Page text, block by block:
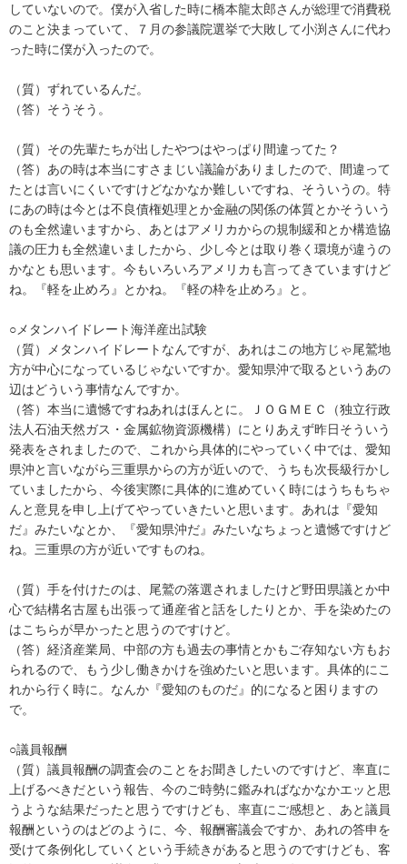
していないので。僕が入省した時に橋本龍太郎さんが総理で消費税
のこと決まっていて、７月の参議院選挙で大敗して小渕さんに代わ
った時に僕が入ったので。
（質）ずれているんだ。
（答）そうそう。
（質）その先輩たちが出したやつはやっぱり間違ってた？
（答）あの時は本当にすさまじい議論がありましたので、間違って
たとは言いにくいですけどなかなか難しいですね、そういうの。特
にあの時は今とは不良債権処理とか金融の関係の体質とかそういう
のも全然違いますから、あとはアメリカからの規制緩和とか構造協
議の圧力も全然違いましたから、少し今とは取り巻く環境が違うの
かなとも思います。今もいろいろアメリカも言ってきていますけど
ね。『軽を止めろ』とかね。『軽の枠を止めろ』と。
○メタンハイドレート海洋産出試験
（質）メタンハイドレートなんですが、あれはこの地方じゃ尾鷲地
方が中心になっているじゃないですか。愛知県沖で取るというあの
辺はどういう事情なんですか。
（答）本当に遺憾ですねあれはほんとに。ＪＯＧＭＥＣ（独立行政
法人石油天然ガス・金属鉱物資源機構）にとりあえず昨日そういう
発表をされましたので、これから具体的にやっていく中では、愛知
県沖と言いながら三重県からの方が近いので、うちも次長級行かし
ていましたから、今後実際に具体的に進めていく時にはうちもちゃ
んと意見を申し上げてやっていきたいと思います。あれは『愛知
だ』みたいなとか、『愛知県沖だ』みたいなちょっと遺憾ですけど
ね。三重県の方が近いですものね。
（質）手を付けたのは、尾鷲の落選されましたけど野田県議とか中
心で結構名古屋も出張って通産省と話をしたりとか、手を染めたの
はこちらが早かったと思うのですけど。
（答）経済産業局、中部の方も過去の事情とかもご存知ない方もお
られるので、もう少し働きかけを強めたいと思います。具体的にこ
れから行く時に。なんか『愛知のものだ』的になると困りますの
で。
○議員報酬
（質）議員報酬の調査会のことをお聞きしたいのですけど、率直に
上げるべきだという報告、今のご時勢に鑑みればなかなかエッと思
うような結果だったと思うですけども、率直にご感想と、あと議員
報酬というのはどのように、今、報酬審議会ですか、あれの答申を
受けて条例化していくという手続きがあると思うのですけども、客